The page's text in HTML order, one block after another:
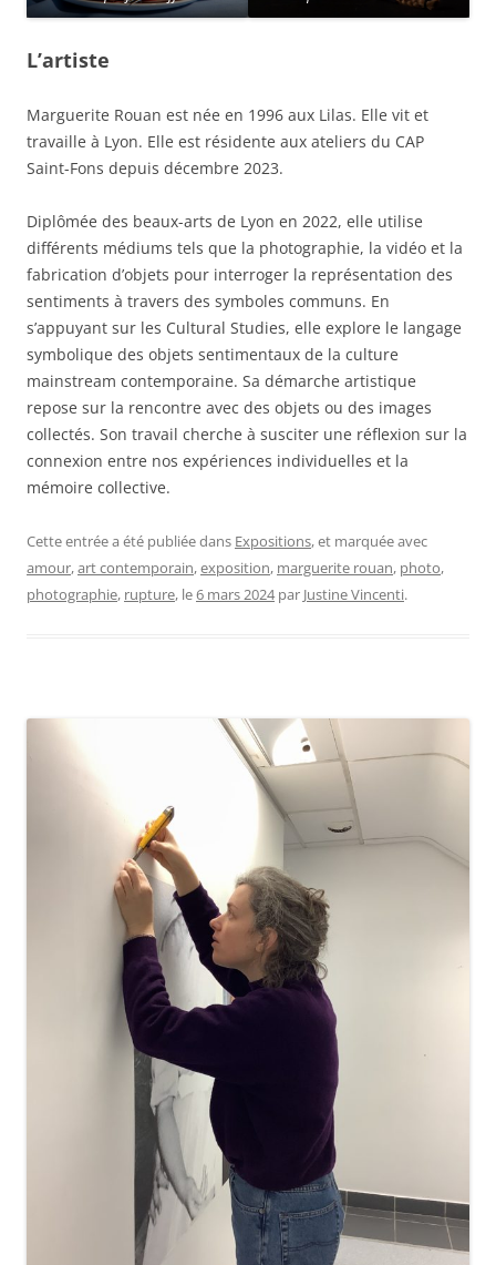
L’artiste
Marguerite Rouan est née en 1996 aux Lilas. Elle vit et
travaille à Lyon. Elle est résidente aux ateliers du CAP
Saint-Fons depuis décembre 2023.
Diplômée des beaux-arts de Lyon en 2022, elle utilise
différents médiums tels que la photographie, la vidéo et la
fabrication d’objets pour interroger la représentation des
sentiments à travers des symboles communs. En
s’appuyant sur les Cultural Studies, elle explore le langage
symbolique des objets sentimentaux de la culture
mainstream contemporaine. Sa démarche artistique
repose sur la rencontre avec des objets ou des images
collectés. Son travail cherche à susciter une réflexion sur la
connexion entre nos expériences individuelles et la
mémoire collective.
Cette entrée a été publiée dans Expositions, et marquée avec
amour,art contemporain,exposition, marguerite rouan, photo,
photographie, rupture, le6 mars 2024 par Justine Vincenti.